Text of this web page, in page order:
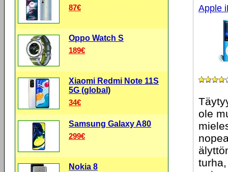
Apple
ole
87€
Oppo Watch S
189€
Xiaomi Redmi Note 11S
5G (global)
34€
Samsung Galaxy A80
299€
Nokia 8